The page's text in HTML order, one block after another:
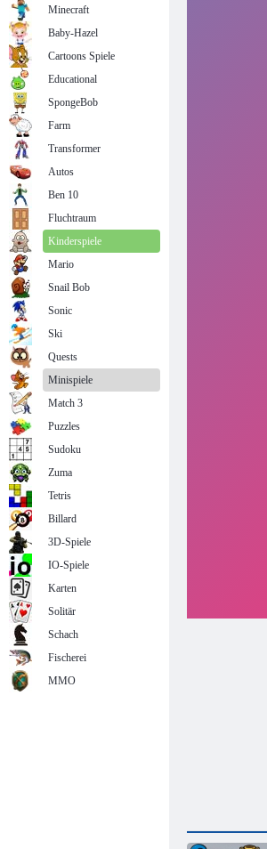
Minecraft
Baby-Hazel
Cartoons Spiele
Educational
SpongeBob
Farm
Transformer
Autos
Ben 10
Fluchtraum
Kinderspiele
Mario
Snail Bob
Sonic
Ski
Quests
Minispiele
Match 3
Puzzles
Sudoku
Zuma
Tetris
Billard
3D-Spiele
IO-Spiele
Karten
Solitär
Schach
Fischerei
MMO